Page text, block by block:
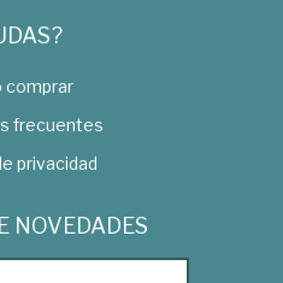
comprar
frecuentes
privacidad
NOVEDADES